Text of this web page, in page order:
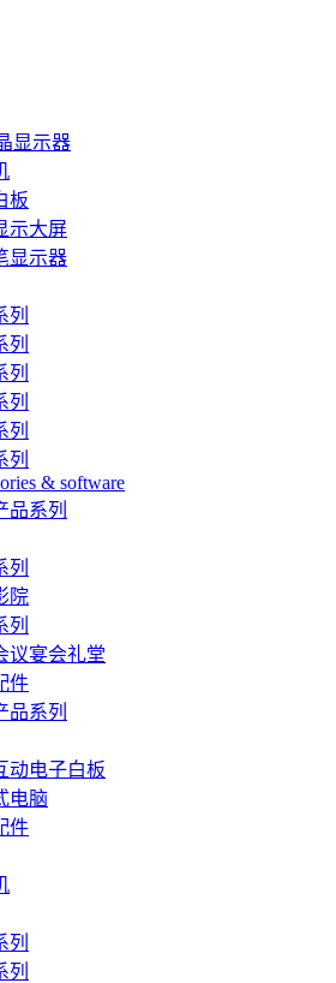
显示器
板
示大屏
显示器
列
列
列
列
列
列
& software
品系列
列
院
列
议宴会礼堂
件
品系列
动电子白板
电脑
件
列
列